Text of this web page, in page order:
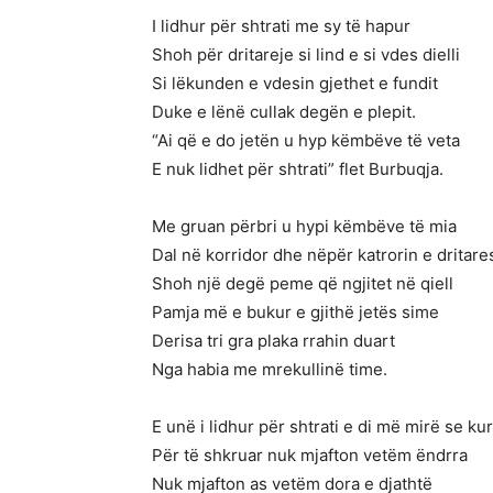
I lidhur për shtrati me sy të hapur
Shoh për dritareje si lind e si vdes dielli
Si lëkunden e vdesin gjethet e fundit
Duke e lënë cullak degën e plepit.
“Ai që e do jetën u hyp këmbëve të veta
E nuk lidhet për shtrati” flet Burbuqja.
Me gruan përbri u hypi këmbëve të mia
Dal në korridor dhe nëpër katrorin e
Shoh një degë peme që ngjitet në qiell
Pamja më e bukur e gjithë jetës sime
Derisa tri gra plaka rrahin duart
Nga habia me mrekullinë time.
E unë i lidhur për shtrati e di më mirë se
Për të shkruar nuk mjafton vetëm ëndrra
Nuk mjafton as vetëm dora e djathtë